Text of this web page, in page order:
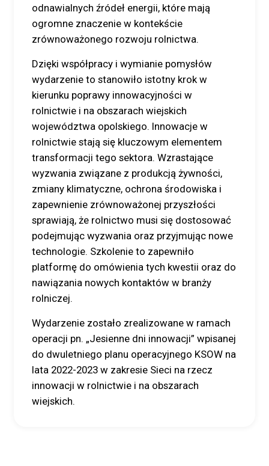
odnawialnych źródeł energii, które mają
ogromne znaczenie w kontekście
zrównoważonego rozwoju rolnictwa.
Dzięki współpracy i wymianie pomysłów
wydarzenie to stanowiło istotny krok w
kierunku poprawy innowacyjności w
rolnictwie i na obszarach wiejskich
województwa opolskiego. Innowacje w
rolnictwie stają się kluczowym elementem
transformacji tego sektora. Wzrastające
wyzwania związane z produkcją żywności,
zmiany klimatyczne, ochrona środowiska i
zapewnienie zrównoważonej przyszłości
sprawiają, że rolnictwo musi się dostosować
podejmując wyzwania oraz przyjmując nowe
technologie. Szkolenie to zapewniło
platformę do omówienia tych kwestii oraz do
nawiązania nowych kontaktów w branży
rolniczej.
Wydarzenie zostało zrealizowane w ramach
operacji pn. „Jesienne dni innowacji” wpisanej
do dwuletniego planu operacyjnego KSOW na
lata 2022-2023 w zakresie Sieci na rzecz
innowacji w rolnictwie i na obszarach
wiejskich.